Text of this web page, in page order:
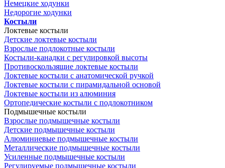
Немецкие ходунки
Недорогие ходунки
Костыли
Локтевые костыли
Детские локтевые костыли
Взрослые подлокотные костыли
Костыли-канадки с регулировкой высоты
Противоскользящие локтевые костыли
Локтевые костыли с анатомической ручкой
Локтевые костыли с пирамидальной основой
Локтевые костыли из алюминия
Ортопедические костыли с подлокотником
Подмышечные костыли
Взрослые подмышечные костыли
Детские подмышечные костыли
Алюминиевые подмышечные костыли
Металлические подмышечные костыли
Усиленные подмышечные костыли
Регулируемые подмышечные костыли